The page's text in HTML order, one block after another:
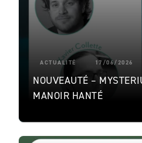
ACTUALITÉ 17/06/2026
NOUVEAUTÉ –
MANOIR HANTÉ